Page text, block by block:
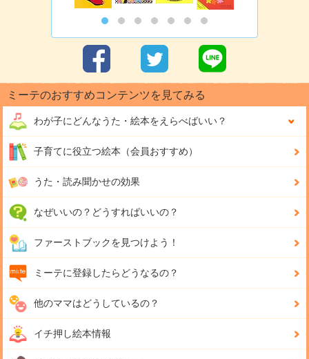
ミーテのおすすめコンテンツを見てみる
わが子にどんなうた・絵本をえらべばいい？
子育てに役立つ絵本（会員おすすめ）
うた・読み聞かせの効果
なぜいいの？どうすればいいの？
ファーストブックを見つけよう！
ミーテに登録したらどうなるの？
他のママはどうしているの？
イチ押し絵本情報